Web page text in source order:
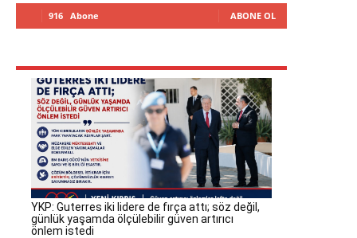
916 Abone ABONE OL
YKP: Guterres iki lidere de fırça attı; söz değil,
günlük yaşamda ölçülebilir güven artırıcı
önlem istedi